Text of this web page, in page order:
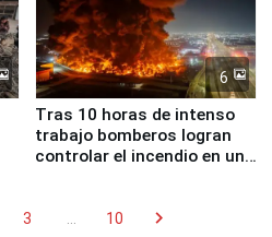
6
Tras 10 horas de intenso
trabajo bomberos logran
controlar el incendio en una
3 10 chevron_right